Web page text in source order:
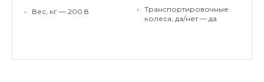
•
Вес, кг — 200.8
•
Транспортировочные
колеса, да/нет — да